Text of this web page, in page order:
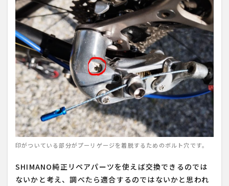
印がついている部分がプーリゲージを着脱するためのボルト穴です。
SHIMANO純正リペアパーツを使えば交換できるのでは
ないかと考え、調べたら適合するのではないかと思われ